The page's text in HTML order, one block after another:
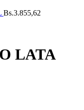
Bs.3.855,62
LATA